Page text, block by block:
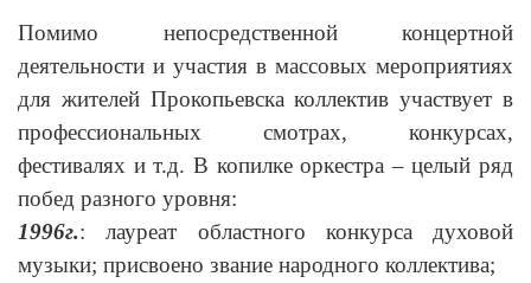
Помимо непосредственной концертной
деятельности и участия в массовых мероприятиях
для жителей Прокопьевска коллектив участвует в
профессиональных смотрах, конкурсах,
фестивалях и т.д. В копилке оркестра – целый ряд
побед разного уровня:
1996г.: лауреат областного конкурса духовой
музыки; присвоено звание народного коллектива;